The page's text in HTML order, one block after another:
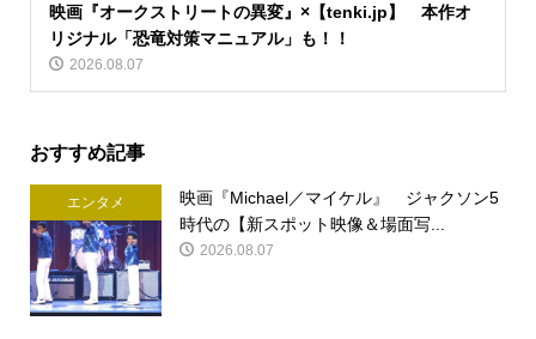
映画『オークストリートの異変』×【tenki.jp】 本作オ
リジナル「恐竜対策マニュアル」も！！
2026.08.07
おすすめ記事
エンタメ
映画『Michael／マイケル』 ジャクソン5
時代の【新スポット映像＆場面写...
2026.08.07